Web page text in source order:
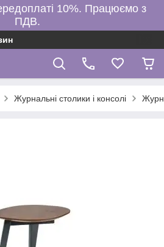
10%. Працюємо з
ПДВ.
Журнальні столики і консолі